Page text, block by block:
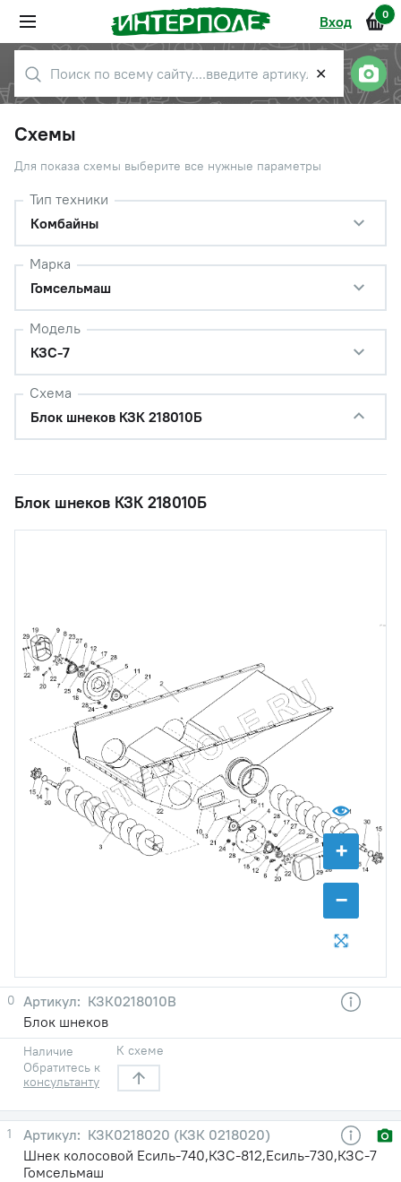
Вход 0
✕
Схемы
Для показа схемы выберите все нужные параметры
Тип техники
Комбайны
Марка
Гомсельмаш
Модель
КЗС-7
Схема
Блок шнеков КЗК 218010Б
Блок шнеков КЗК 218010Б
+
−
0
КЗК0218010В
Блок шнеков
Наличие
Обратитесь к
консультанту
К схеме
1
КЗК0218020 (КЗК 0218020)
Шнек колосовой Есиль-740,КЗС-812,Есиль-730,КЗС-7
Гомсельмаш